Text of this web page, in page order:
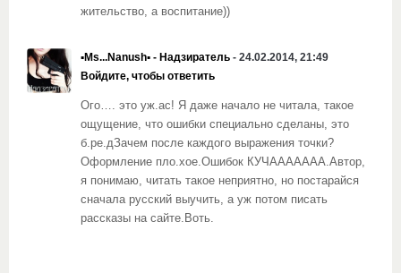
жительство, а воспитание))
▪Ms...Nanush▪ - Надзиратель - 24.02.2014, 21:49
Войдите, чтобы ответить
Ого…. это уж.ас! Я даже начало не читала, такое
ощущение, что ошибки специально сделаны, это
б.ре.дЗачем после каждого выражения точки?
Оформление пло.хое.Ошибок КУЧААААААА.Автор,
я понимаю, читать такое неприятно, но постарайся
сначала русский выучить, а уж потом писать
рассказы на сайте.Воть.